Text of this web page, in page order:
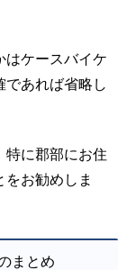
はケースバイケ
であれば省略し
特に郡部にお住
お勧めしま
まとめ